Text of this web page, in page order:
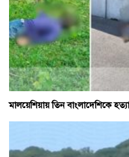
মালয়েশিয়ায় তিন বাংলাদেশিকে হত্যা